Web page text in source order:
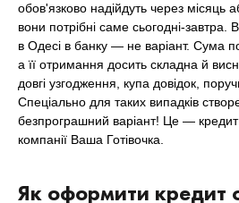
обов'язково надійдуть через місяць
вони потрібні саме сьогодні-завтра.
в Одесі в банку — не варіант. Сума
а її отримання досить складна й
довгі узгодження, купа довідок,
Спеціально для таких випадків
безпрограшний варіант! Це — кредит
компанії Ваша Готівочка.
Як оформити кредит